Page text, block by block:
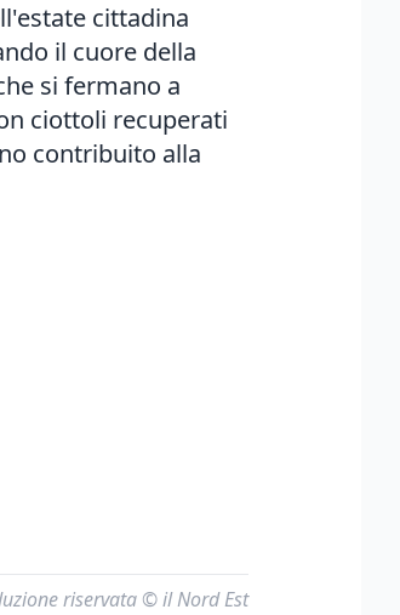
cittadina
il cuore della
si fermano a
ciottoli recuperati
contribuito alla
riservata © il Nord Est